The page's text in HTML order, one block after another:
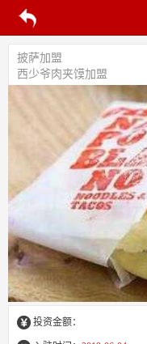
披萨加盟
西少爷肉夹馍加盟
投资金额：